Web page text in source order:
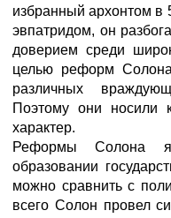
избранный архонтом в
эвпатридом, он
доверием среди
целью реформ
различных
Поэтому они носили
характер.
Реформы Солона
образовании
можно сравнить с
всего Солон провел